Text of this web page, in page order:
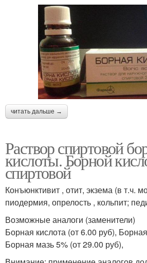
читать дальше →
Раствор спиртовой
кислоты. Борной
спиртовой
Конъюнктивит , отит, экзема (в т.ч.
пиодермия, опрелость , кольпит;
Возможные аналоги (заменители)
Борная кислота (от 6.00 руб),
Борная мазь 5% (от 29.00 руб),